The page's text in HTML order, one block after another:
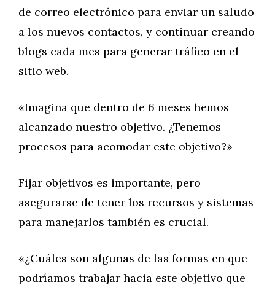
de correo electrónico para enviar un saludo
a los nuevos contactos, y continuar creando
blogs cada mes para generar tráfico en el
sitio web.
«Imagina que dentro de 6 meses hemos
alcanzado nuestro objetivo. ¿Tenemos
procesos para acomodar este objetivo?»
Fijar objetivos es importante, pero
asegurarse de tener los recursos y sistemas
para manejarlos también es crucial.
«¿Cuáles son algunas de las formas en que
podríamos trabajar hacia este objetivo que